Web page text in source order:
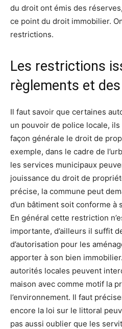
du droit ont émis des
ce point du droit immobilier.
restrictions.
Les restrictions
règlements et
Il faut savoir que certaines
un pouvoir de police locale,
façon générale le droit de
exemple, dans le cadre de
les services municipaux
jouissance du droit de
précise, la commune peut
d’un bâtiment soit conforme à
En général cette restriction
importante, d’ailleurs il suffit
d’autorisation pour les
apporter à son bien
autorités locales peuvent
maison avec comme motif la
l’environnement. Il faut
encore la loi sur le littoral
pas aussi oublier que les